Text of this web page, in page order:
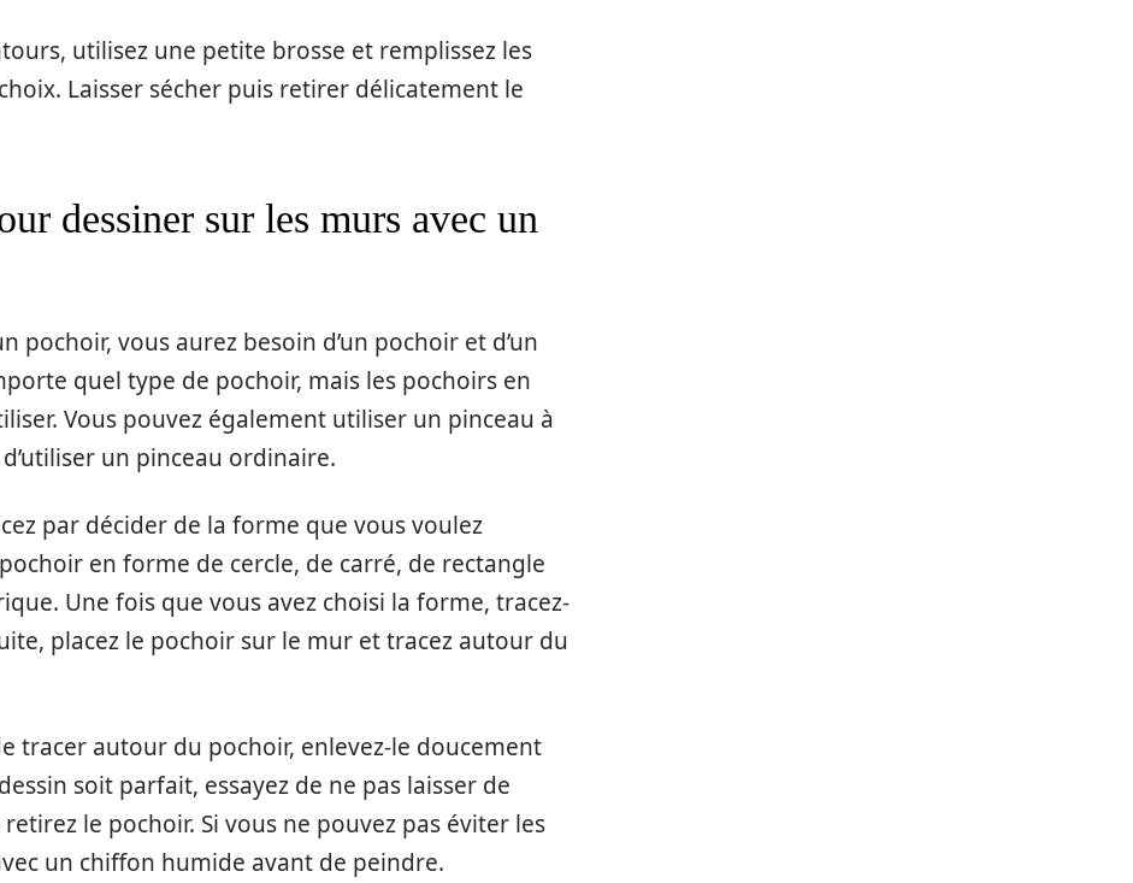
utilisez une petite brosse et remplissez les
Laisser sécher puis retirer délicatement le
dessiner sur les murs avec un
pochoir, vous aurez besoin d’un pochoir et d’un
quel type de pochoir, mais les pochoirs en
Vous pouvez également utiliser un pinceau à
un pinceau ordinaire.
par décider de la forme que vous voulez
en forme de cercle, de carré, de rectangle
Une fois que vous avez choisi la forme, tracez-
placez le pochoir sur le mur et tracez autour du
tracer autour du pochoir, enlevez-le doucement
soit parfait, essayez de ne pas laisser de
le pochoir. Si vous ne pouvez pas éviter les
un chiffon humide avant de peindre.